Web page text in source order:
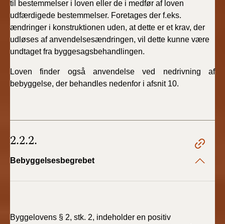
til bestemmelser i loven eller de i medfør af loven
udfærdigede bestemmelser. Foretages der f.eks.
ændringer i konstruktionen uden, at dette er et krav, der
udløses af anvendelsesændringen, vil dette kunne være
undtaget fra byggesagsbehandlingen.
Loven finder også anvendelse ved nedrivning af
bebyggelse, der behandles nedenfor i afsnit 10.
2.2.2.
Bebyggelsesbegrebet
Byggelovens § 2, stk. 2, indeholder en positiv